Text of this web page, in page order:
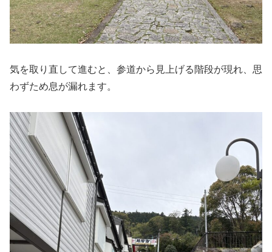
気を取り直して進むと、参道から見上げる階段が現れ、思
わずため息が漏れます。